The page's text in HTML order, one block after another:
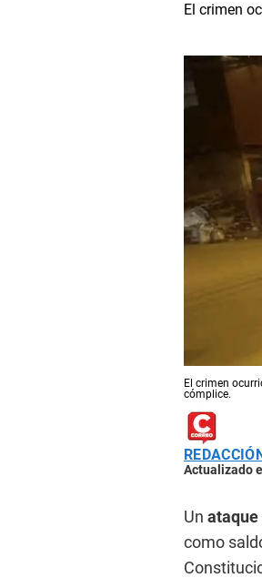
El crimen
El crimen
cómplice.
Actualizado
Un ataque
como